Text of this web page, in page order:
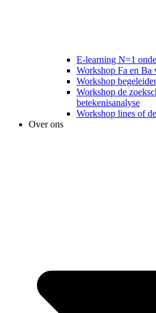
E-learning N=1
Workshop Fa en Ba
Workshop
Workshop de
betekenisanalyse
Workshop lines of
Over ons